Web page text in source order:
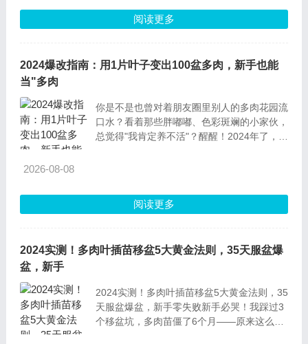
的“小包子”，
阅读更多
2024爆改指南：用1片叶子变出100盆多肉，新手也能
当"多肉
你是不是也曾对着朋友圈里别人的多肉花园流
口水？看着那些胖嘟嘟、色彩斑斓的小家伙，
总觉得"我肯定养不活"？醒醒！2024年了，繁
里现成的东西！1.茎插繁殖：给多
2026-08-08
阅读更多
2024实测！多肉叶插苗移盆5大黄金法则，35天服盆爆
盆，新手
2024实测！多肉叶插苗移盆5大黄金法则，35
天服盆爆盆，新手零失败新手必哭！我踩过3
个移盆坑，多肉苗僵了6个月——原来这么移